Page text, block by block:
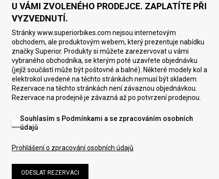
U VÁMI ZVOLENÉHO PRODEJCE. ZAPLATÍTE PŘI
VYZVEDNUTÍ.
Stránky www.superiorbikes.com nejsou internetovým
obchodem, ale produktovým webem, který prezentuje nabídku
značky Superior. Produkty si můžete zarezervovat u vámi
vybraného obchodníka, se kterým poté uzavřete objednávku
(jejíž součástí může být poštovné a balné). Některé modely kol a
elektrokol uvedené na těchto stránkách nemusí být skladem.
Rezervace na těchto stránkách není závaznou objednávkou.
Rezervace na prodejně je závazná až po potvrzení prodejnou.
Souhlasím s Podmínkami a se zpracováním osobních
údajů
Prohlášení o zpracování osobních údajů
ODESLAT REZERVACI